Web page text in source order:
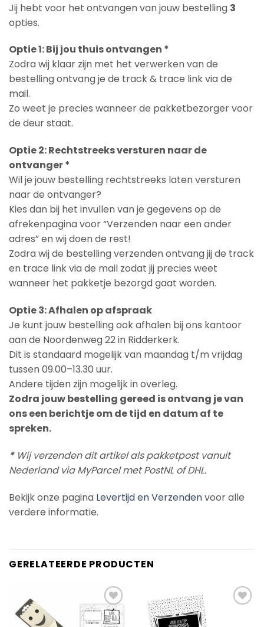
Jij hebt voor het ontvangen van jouw bestelling 3
opties.
Optie 1: Bij jou thuis ontvangen *
Zodra wij klaar zijn met het verwerken van de
bestelling ontvang je de track & trace link via de
mail.
Zo weet je precies wanneer de pakketbezorger voor
de deur staat.
Optie 2: Rechtstreeks versturen naar de
ontvanger *
Wil je jouw bestelling rechtstreeks laten versturen
naar de ontvanger?
Kies dan bij het invullen van je gegevens op de
afrekenpagina voor “Verzenden naar een ander
adres” en wij doen de rest!
Zodra wij de bestelling verzenden ontvang jij de track
en trace link via de mail zodat jij precies weet
wanneer het pakketje bezorgd gaat worden.
Optie 3: Afhalen op afspraak
Je kunt jouw bestelling ook afhalen bij ons kantoor
aan de Noordenweg 22 in Ridderkerk.
Dit is standaard mogelijk van maandag t/m vrijdag
tussen 09.00–13.30 uur.
Andere tijden zijn mogelijk in overleg.
Zodra jouw bestelling gereed is ontvang je van
ons een berichtje om de tijd en datum af te
spreken.
*Wij verzenden dit artikel als pakketpost vanuit
Nederland via MyParcel met PostNL of DHL.
Bekijk onze pagina Levertijd en Verzendenvoor alle
verdere informatie.
GERELATEERDE PRODUCTEN
Add to
Wishlist